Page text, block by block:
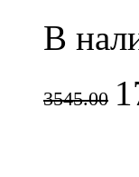
В
3545.00